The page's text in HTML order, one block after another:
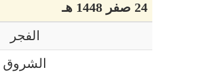
24 صفر 1448 هـ
الفجر
الشروق